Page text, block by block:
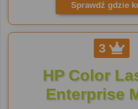
Sprawdź gdzie
3
HP Color
Enterprise